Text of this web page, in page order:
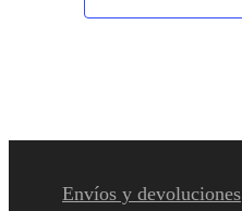
Envíos y devoluciones